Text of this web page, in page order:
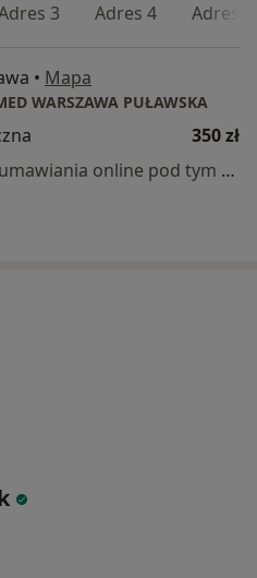
3 Adres 4 Adres 5
• Mapa
WARSZAWA PUŁAWSKA
350 zł
Specjalista nie oferuje umawiania online pod tym adresem.